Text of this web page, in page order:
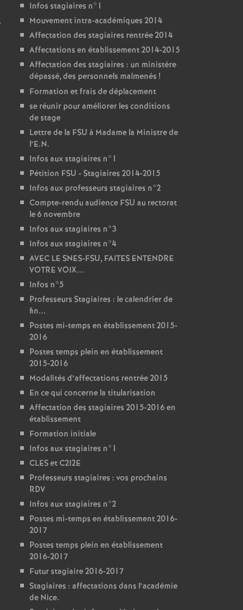
Infos stagiaires n°1
Mouvement intra-académiques 2014
Affectation des stagiaires rentrée 2014
Affectations en établissement 2014-2015
Affectation des stagiaires : un ministère
dépassé, des personnels malmenés !
Formation et frais de déplacement
se réunir pour améliorer les conditions
de stage
Lettre de la FSU à Madame la Ministre de
l’E.N.
Infos aux stagiaires n°1
Pétition FSU - Stagiaires 2014-2015
Infos aux professeurs stagiaires n°2
Compte-rendu audience FSU au rectorat
le 6 novembre
Infos aux stagiaires n°3
Infos aux stagiaires n°4
AVEC LE SNES-FSU, FAITES ENTENDRE
VOTRE VOIX...
Infos n°5
Professeurs Stagiaires : le calendrier de
fin...
Postes mi-temps en établissement 2015-
2016
Postes temps plein en établissement
2015-2016
Modalités d’affectations rentrée 2015
En ce qui concerne la titularisation
Affectation des stagiaires 2015-2016 en
établissement
Formation initiale
Infos aux stagiaires n°1
CLES et C2I2E
Professeurs stagiaires : vos prochains
RDV
Infos aux stagiaires n°2
Postes mi-temps en établissement 2016-
2017
Postes temps plein en établissement
2016-2017
Futur stagiaire 2016-2017
Stagiaires : affectations dans l’académie
de Nice.